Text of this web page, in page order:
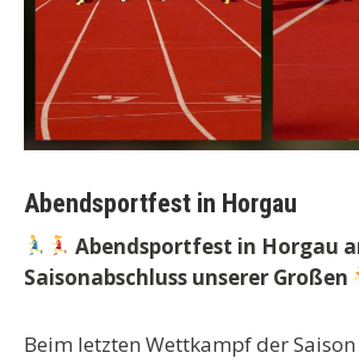
Abendsportfest in Horgau
Abendsportfest in Horgau
Saisonabschluss unserer Großen
Beim letzten Wettkampf der